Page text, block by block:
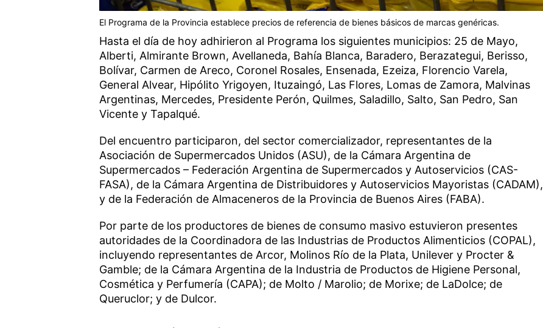
El Programa de la Provincia establece precios de referencia de bienes básicos de marcas genéricas.
Hasta el día de hoy adhirieron al Programa los siguientes municipios: 25 de Mayo,
Alberti, Almirante Brown, Avellaneda, Bahía Blanca, Baradero, Berazategui, Berisso,
Bolívar, Carmen de Areco, Coronel Rosales, Ensenada, Ezeiza, Florencio Varela,
General Alvear, Hipólito Yrigoyen, Ituzaingó, Las Flores, Lomas de Zamora, Malvinas
Argentinas, Mercedes, Presidente Perón, Quilmes, Saladillo, Salto, San Pedro, San
Vicente y Tapalqué.
Del encuentro participaron, del sector comercializador, representantes de la
Asociación de Supermercados Unidos (ASU), de la Cámara Argentina de
Supermercados – Federación Argentina de Supermercados y Autoservicios (CAS-
FASA), de la Cámara Argentina de Distribuidores y Autoservicios Mayoristas (CADAM),
y de la Federación de Almaceneros de la Provincia de Buenos Aires (FABA).
Por parte de los productores de bienes de consumo masivo estuvieron presentes
autoridades de la Coordinadora de las Industrias de Productos Alimenticios (COPAL),
incluyendo representantes de Arcor, Molinos Río de la Plata, Unilever y Procter &
Gamble; de la Cámara Argentina de la Industria de Productos de Higiene Personal,
Cosmética y Perfumería (CAPA); de Molto / Marolio; de Morixe; de LaDolce; de
Queruclor; y de Dulcor.